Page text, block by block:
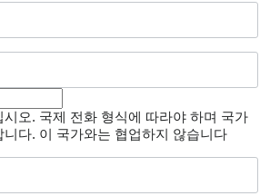
오. 국제 전화 형식에 따라야 하며 국가
니다. 이 국가와는 협업하지 않습니다